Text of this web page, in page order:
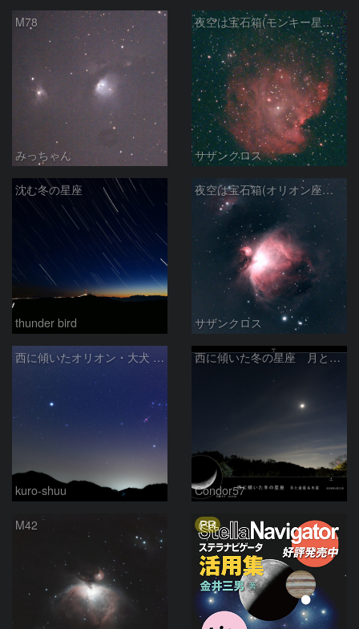
M78
みっちゃん
夜空は宝石箱(モンキー星雲 NGC2174) Seestar50
サザンクロス
沈む冬の星座
thunder bird
夜空は宝石箱(オリオン座大星雲 M42) Seestar50
サザンクロス
西に傾いたオリオン・大犬 (2026/04/21)
kuro-shuu
西に傾いた冬の星座 月と金星＆木星
Condor57
M42 PR